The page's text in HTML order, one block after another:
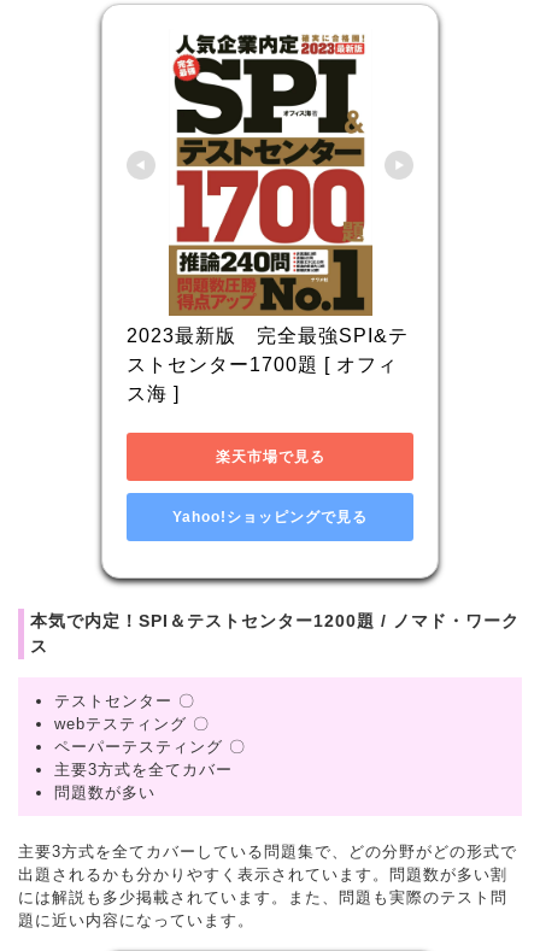
2023最新版　完全最強SPI&テ
ストセンター1700題 [ オフィ
ス海 ]
楽天市場で見る
Yahoo!ショッピングで見る
本気で内定！SPI＆テストセンター1200題 / ノマド・ワーク
ス
テストセンター 〇
webテスティング 〇
ペーパーテスティング 〇
主要3方式を全てカバー
問題数が多い
主要3方式を全てカバーしている問題集で、どの分野がどの形式で
出題されるかも分かりやすく表示されています。問題数が多い割
には解説も多少掲載されています。また、問題も実際のテスト問
題に近い内容になっています。